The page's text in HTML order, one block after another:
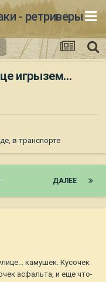
- ретриверы
игрызем...
в транспорте
ДАЛЕЕ
камушек. Кусочек
асфальта, и еще что-